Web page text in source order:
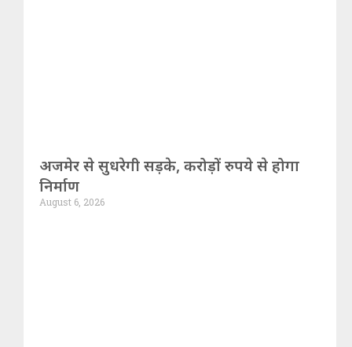
अजमेर से सुधरेगी सड़के, करोड़ों रुपये से होगा
निर्माण
August 6, 2026